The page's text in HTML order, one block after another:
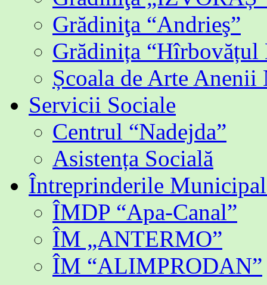
Grădiniţa “Andrieş”
Grădinița “Hîrbovățul
Școala de Arte Anenii
Servicii Sociale
Centrul “Nadejda”
Asistența Socială
Întreprinderile
ÎMDP “Apa-Canal”
ÎM „ANTERMO”
ÎM “ALIMPRODAN”